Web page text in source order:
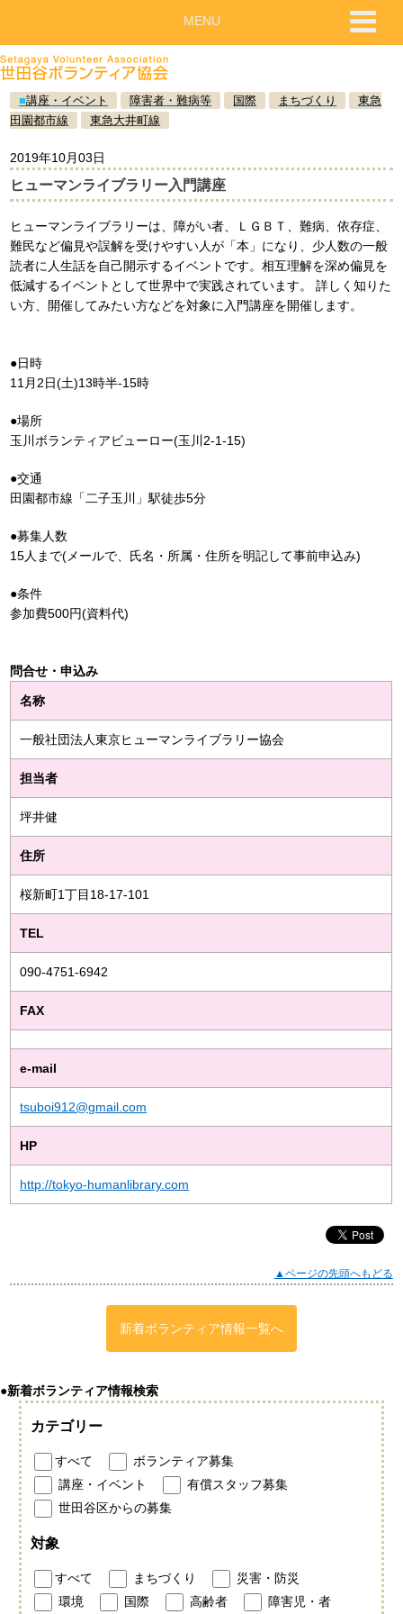
■講座・イベント 障害者・難病等 国際 まちづくり
東急
田園都市線
東急大井町線
2019年10月03日
ヒューマンライブラリー入門講座
ヒューマンライブラリーは、障がい者、ＬＧＢＴ、難病、依存症、
難民など偏見や誤解を受けやすい人が「本」になり、少人数の一般
読者に人生話を自己開示するイベントです。相互理解を深め偏見を
低減するイベントとして世界中で実践されています。 詳しく知りた
い方、開催してみたい方などを対象に入門講座を開催します。
●日時
11月2日(土)13時半-15時
●場所
玉川ボランティアビューロー(玉川2-1-15)
●交通
田園都市線「二子玉川」駅徒歩5分
●募集人数
15人まで(メールで、氏名・所属・住所を明記して事前申込み)
●条件
参加費500円(資料代)
問合せ・申込み
名称
一般社団法人東京ヒューマンライブラリー協会
担当者
坪井健
住所
桜新町1丁目18-17-101
TEL
090-4751-6942
FAX
e-mail
tsuboi912@gmail.com
HP
http://tokyo-humanlibrary.com
▲ページの先頭へもどる
新着ボランティア情報一覧へ
●新着ボランティア情報検索
カテゴリー
すべて
ボランティア募集
講座・イベント
有償スタッフ募集
世田谷区からの募集
対象
すべて まちづくり
災害・防災
環境
国際 高齢者 障害児・者
MENU